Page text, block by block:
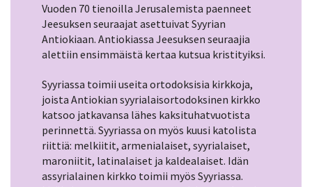
Vuoden 70 tienoilla Jerusalemista paenneet
Jeesuksen seuraajat asettuivat Syyrian
Antiokiaan. Antiokiassa Jeesuksen seuraajia
alettiin ensimmäistä kertaa kutsua kristityiksi.
Syyriassa toimii useita ortodoksisia kirkkoja,
joista Antiokian syyrialaisortodoksinen kirkko
katsoo jatkavansa lähes kaksituhatvuotista
perinnettä. Syyriassa on myös kuusi katolista
riittiä: melkiitit, armenialaiset, syyrialaiset,
maroniitit, latinalaiset ja kaldealaiset. Idän
assyrialainen kirkko toimii myös Syyriassa.